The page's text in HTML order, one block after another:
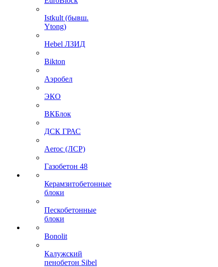
Istkult (бывш.
Ytong)
Hebel ЛЗИД
Bikton
Аэробел
ЭКО
ВКБлок
ДСК ГРАС
Aeroc (ЛСР)
Газобетон 48
Керамзитобетонные
блоки
Пескобетонные
блоки
Bonolit
Калужский
пенобетон Sibel